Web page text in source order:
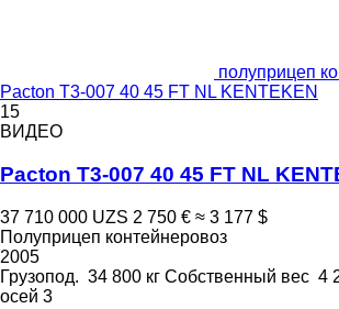
полуприцеп
Pacton T3-007 40 45 FT NL KENTEKEN
15
ВИДЕО
Pacton T3-007 40 45 FT NL
37 710 000 UZS 2 750 € ≈ 3 177 $
Полуприцеп контейнеровоз
2005
Грузопод. 34 800 кг Собственный вес 4
осей 3